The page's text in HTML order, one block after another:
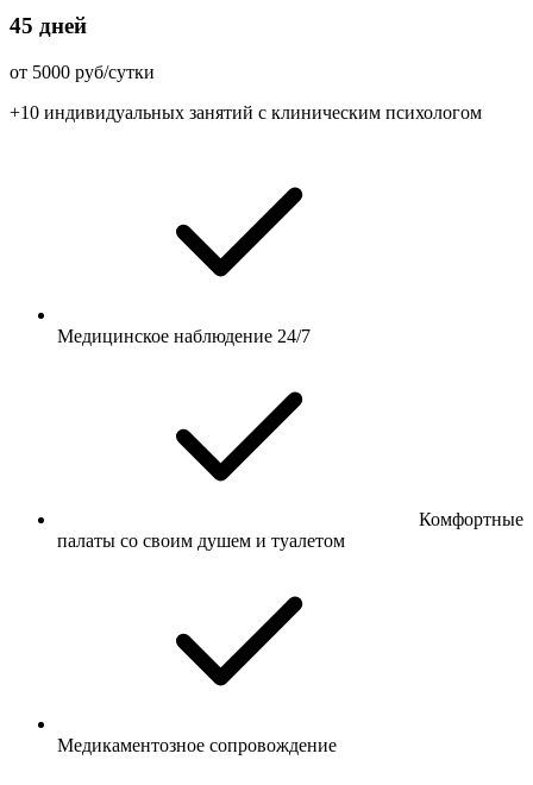
45 дней
от 5000 руб/сутки
+10 индивидуальных занятий с клиническим психологом
Медицинское наблюдение 24/7
Комфортные
палаты со своим душем и туалетом
Медикаментозное сопровождение